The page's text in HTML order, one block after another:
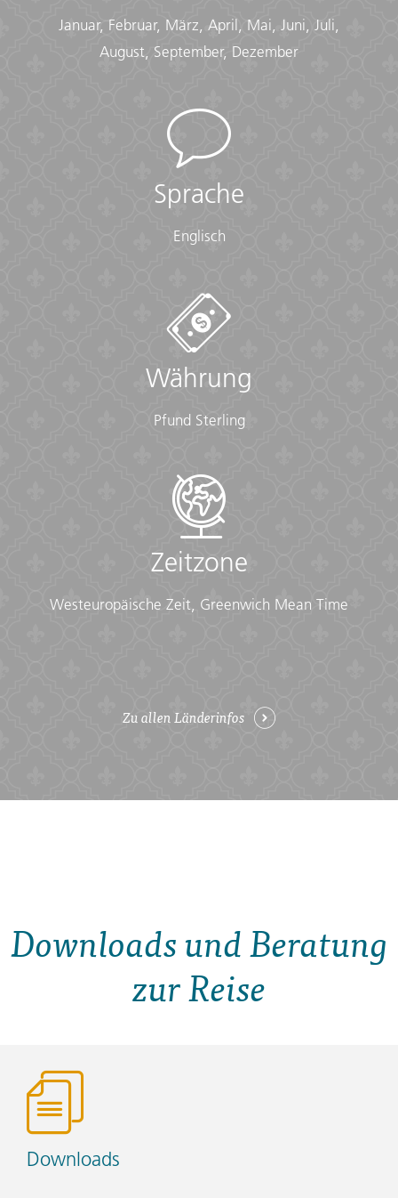
Januar, Februar, März, April, Mai, Juni, Juli,
August, September, Dezember
Sprache
Englisch
Währung
Pfund Sterling
Zeitzone
Westeuropäische Zeit, Greenwich Mean Time
Zu allen Länderinfos
Downloads und Beratung
zur Reise
Downloads